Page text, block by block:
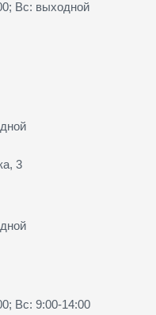
Вс: выходной
3
Вс: 9:00-14:00